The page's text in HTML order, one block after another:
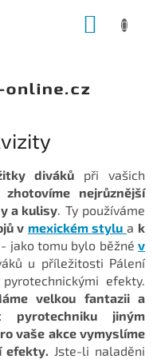
diváků při vašich
zhotovíme nejrůznější
a kulisy. Ty používáme
v mexickém stylu a k
jako tomu bylo běžné v
u příležitosti Pálení
efekty.
velkou fantazii a
pyrotechniku jiným
vaše akce vymyslíme
efekty. Jste-li naladěni